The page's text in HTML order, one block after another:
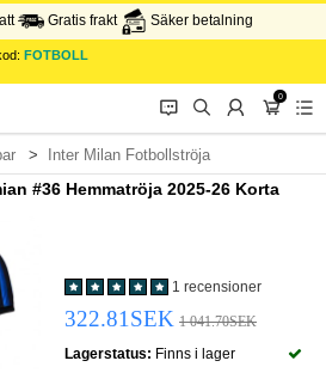
Gratis frakt Säker betalning
FOTBOLL
󰂱 󰂨 󰃳
0
󰃦 󰃖
Inter Milan Fotbollströja
#36 Hemmatröja 2025-26 Korta
1 recensioner
322.81SEK 1 041.70SEK
Lagerstatus: Finns i lager